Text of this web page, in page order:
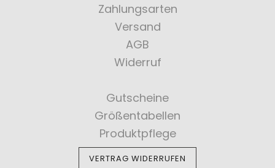
Zahlungsarten
Versand
AGB
Widerruf
Gutscheine
Größentabellen
Produktpflege
VERTRAG WIDERRUFEN